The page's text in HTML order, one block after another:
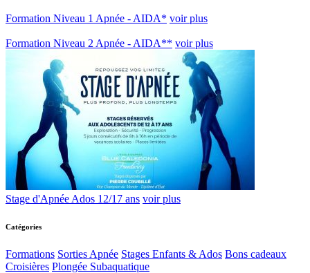
Formation Niveau 1 Apnée - AIDA* voir plus
Formation Niveau 2 Apnée - AIDA** voir plus
Stage d'Apnée Ados 12/17 ans voir plus
Catégories
Formations Sorties Apnée Stages Enfants & Ados Bons cadeaux
Croisières Plongée Subaquatique